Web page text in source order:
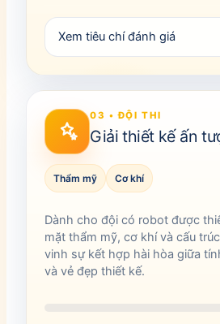
Xem tiêu chí đánh giá
03 • ĐỘI THI
Giải thiết kế ấn
Thẩm mỹ Cơ khí
Dành cho đội có robot được
mặt thẩm mỹ, cơ khí và cấu
vinh sự kết hợp hài hòa giữa
và vẻ đẹp thiết kế.